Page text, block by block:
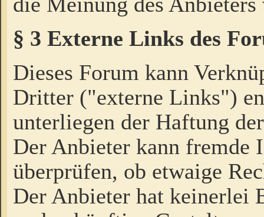
§ 3 Externe Links des
Dieses Forum kann
Dritter ("externe Links")
unterliegen der Haftung
Der Anbieter kann fremde
überprüfen, ob etwaige
Der Anbieter hat keinerlei